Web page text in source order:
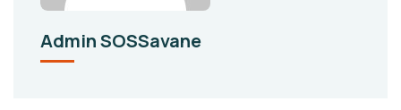
Admin SOSSavane